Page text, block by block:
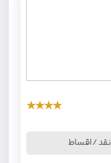
★
★
★
★
نقد / اقساط